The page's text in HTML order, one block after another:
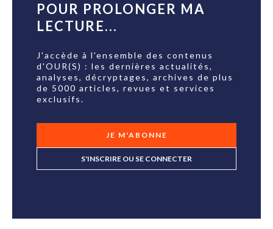
POUR PROLONGER MA
LECTURE...
J'accède à l'ensemble des contenus
d'OUR(S) : les dernières actualités,
analyses, décryptages, archives de plus
de 5000 articles, revues et services
exclusifs.
JE M'ABONNE
S'INSCRIRE OU SE CONNECTER